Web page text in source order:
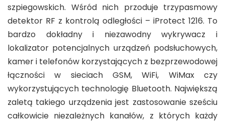
szpiegowskich. Wśród nich przoduje trzypasmowy
detektor RF z kontrolą odległości – iProtect 1216. To
bardzo dokładny i niezawodny wykrywacz i
lokalizator potencjalnych urządzeń podsłuchowych,
kamer i telefonów korzystających z bezprzewodowej
łączności w sieciach GSM, WiFi, WiMax czy
wykorzystujących technologię Bluetooth. Największą
zaletą takiego urządzenia jest zastosowanie sześciu
całkowicie niezależnych kanałów, z których każdy